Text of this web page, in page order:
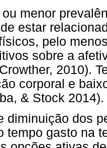
menor
estar
pelo
sobre a
2010).
corporal e
& Stock 2014).
diminuição dos
tempo gasto na